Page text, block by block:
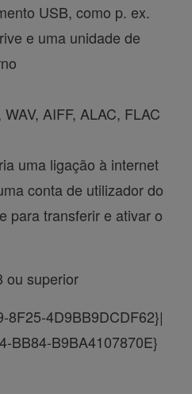
USB, como p. ex.
e uma unidade de
AIFF, ALAC, FLAC
uma ligação à internet
conta de utilizador do
para transferir e ativar o
ou superior
8F25-4D9BB9DCDF62}|
BB84-B9BA4107870E}